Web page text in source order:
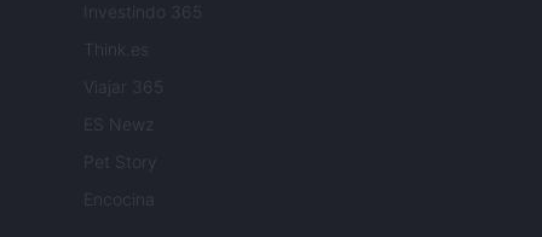
Investindo 365
Think.es
Viajar 365
ES Newz
Pet Story
Encocina